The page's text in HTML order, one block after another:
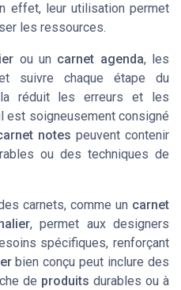
effet, leur utilisation permet
les ressources.
ou un carnet agenda, les
suivre chaque étape du
réduit les erreurs et les
est soigneusement consigné
notes peuvent contenir
ou des techniques de
carnets, comme un carnet
, permet aux designers
spécifiques, renforçant
bien conçu peut inclure des
de produits durables ou à